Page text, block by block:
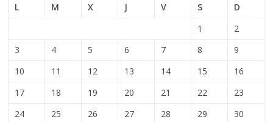
L
M X J V S
D
1
2
3
4 5 6 7 8
9
10
11 12 13 14 15
16
17
18 19 20 21 22
23
24
25 26 27 28 29 30